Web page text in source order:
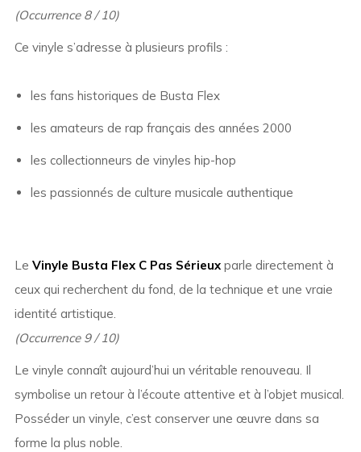
(Occurrence 8 / 10)
Ce vinyle s’adresse à plusieurs profils :
les fans historiques de Busta Flex
les amateurs de rap français des années 2000
les collectionneurs de vinyles hip-hop
les passionnés de culture musicale authentique
Le Vinyle Busta Flex C Pas Sérieuxparle directement à
ceux qui recherchent du fond, de la technique et une vraie
identité artistique.
(Occurrence 9 / 10)
Le vinyle connaît aujourd’hui un véritable renouveau. Il
symbolise un retour à l’écoute attentive et à l’objet musical.
Posséder un vinyle, c’est conserver une œuvre dans sa
forme la plus noble.